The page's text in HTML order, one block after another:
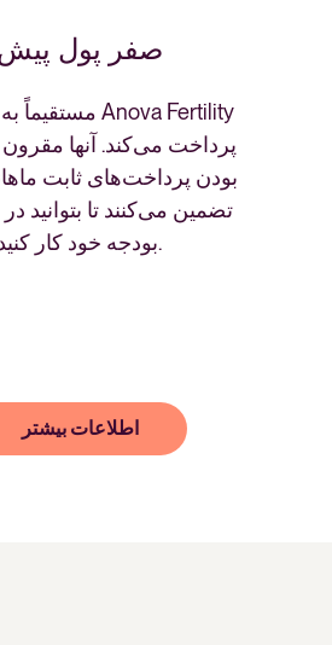
صفر پول
پرداخت می‌کند. آنها
بودن پرداخت‌های ثابت
تضمین می‌کنند تا بتوانید
بودجه خود کار کنید.
اطلاعات بیشتر